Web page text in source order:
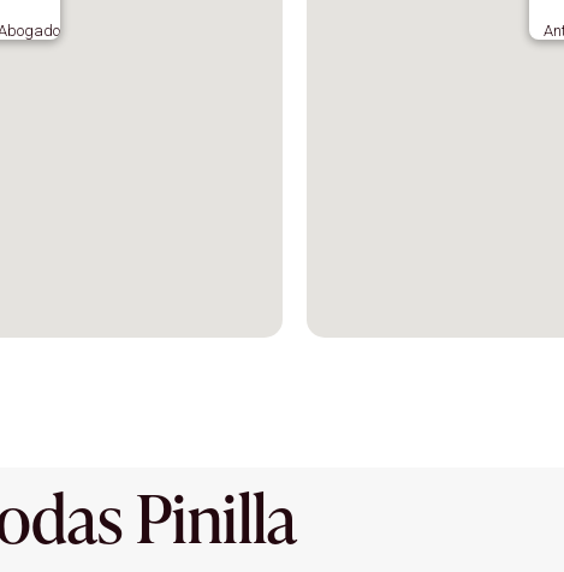
Pinilla